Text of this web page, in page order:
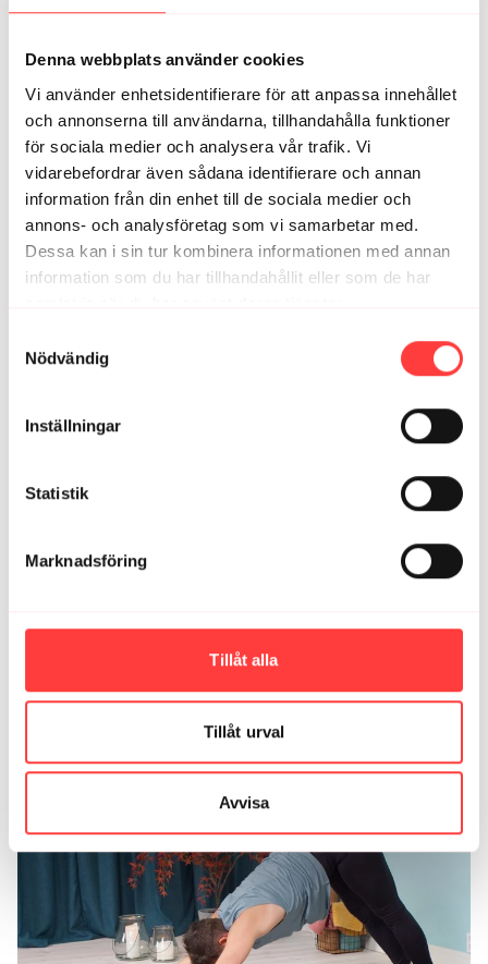
Denna webbplats använder cookies
Vi använder enhetsidentifierare för att anpassa innehållet
och annonserna till användarna, tillhandahålla funktioner
för sociala medier och analysera vår trafik. Vi
vidarebefordrar även sådana identifierare och annan
information från din enhet till de sociala medier och
annons- och analysföretag som vi samarbetar med.
Dessa kan i sin tur kombinera informationen med annan
information som du har tillhandahållit eller som de har
Nödvändig
Inställningar
Statistik
Marknadsföring
Tillåt alla
Tillåt urval
Avvisa
0
Hanna november 30, 2022
Stort tack igen, lika skönt detta år.
0
Caroline N. februari 01, 2022
Tack från botten mitt ❤️ Har varit en så fin start på 2022.
Tack 🙏
Maria R.
månad. Jag uppskattar så dina pass och dina kloka
tankar 💕
tack 🙏🏻 för att du gjort november till en underbar
månad. Jag uppskattar så dina pass och dina kloka
Relaterade videor